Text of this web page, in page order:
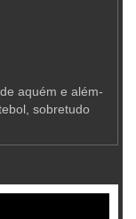
aquém e além-
sobretudo